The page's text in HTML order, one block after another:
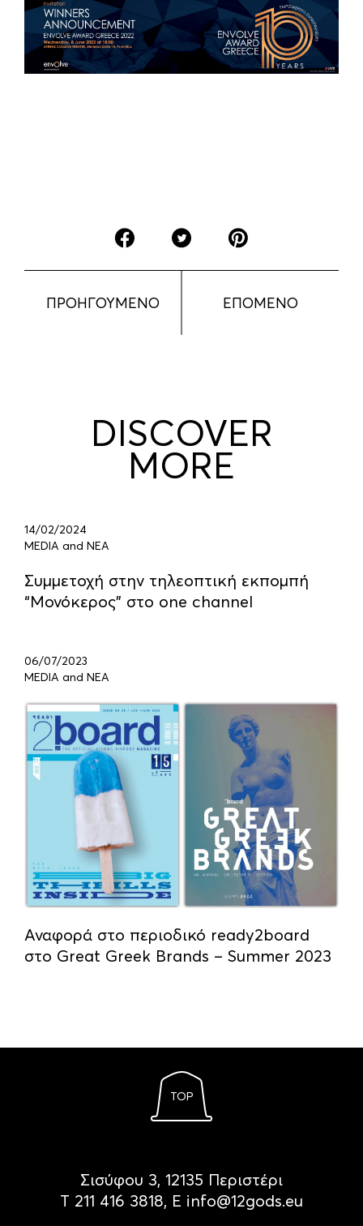
ΠΡΟΗΓΟΥΜΕΝΟ ΕΠΟΜΕΝΟ
DISCOVER
MORE
14/02/2024
MEDIA and ΝΕΑ
Συμμετοχή στην τηλεοπτική εκπομπή
“Μονόκερος” στο one channel
06/07/2023
MEDIA and ΝΕΑ
Αναφορά στο περιοδικό ready2board
στο Great Greek Brands – Summer 2023
TOP
Σισύφου 3, 12135 Περιστέρι
Τ 211 416 3818, Ε info@12gods.eu